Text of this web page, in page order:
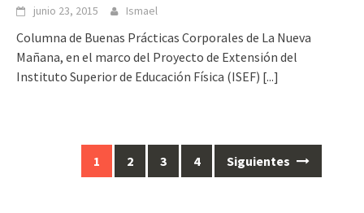
junio 23, 2015 Ismael
Columna de Buenas Prácticas Corporales de La Nueva
Mañana, en el marco del Proyecto de Extensión del
Instituto Superior de Educación Física (ISEF) [...]
1 2 3 4 Siguientes